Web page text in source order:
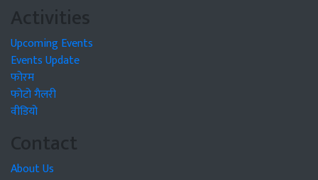
Activities
Upcoming Events
Events Update
फोरम
फोटो गैलरी
वीडियो
Contact
About Us